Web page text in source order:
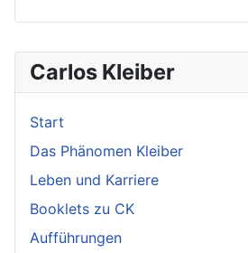
Carlos Kleiber
Start
Das Phänomen Kleiber
Leben und Karriere
Booklets zu CK
Aufführungen